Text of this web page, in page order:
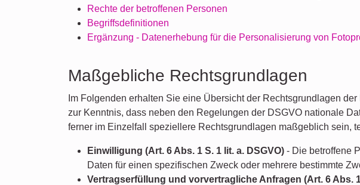
Rechte der betroffenen Personen
Begriffsdefinitionen
Ergänzung - Datenerhebung für die Personalisierung von
Maßgebliche Rechtsgrundlagen
Im Folgenden erhalten Sie eine Übersicht der Rechtsgrundlagen
zur Kenntnis, dass neben den Regelungen der DSGVO nationale
ferner im Einzelfall speziellere Rechtsgrundlagen maßgeblich sein,
Einwilligung (Art. 6 Abs. 1 S. 1 lit. a. DSGVO) - Die betroffene
Daten für einen spezifischen Zweck oder mehrere bestimmte
Vertragserfüllung und vorvertragliche Anfragen (Art. 6 Abs.